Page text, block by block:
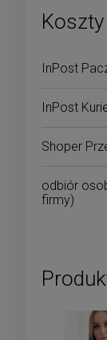
Cena nie
InPost
InPost
Shoper
odbiór
firmy)